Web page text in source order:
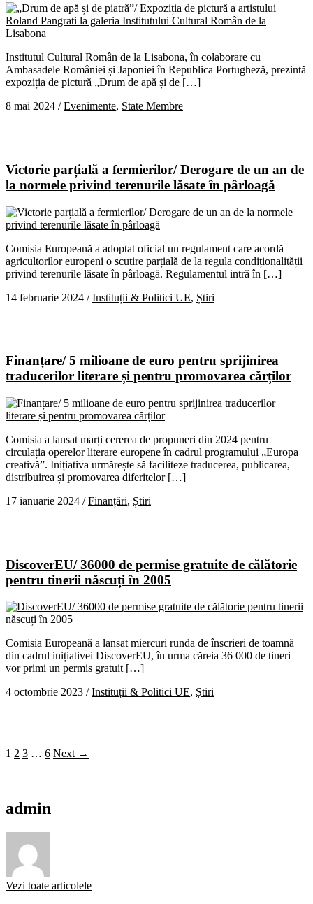
Institutul Cultural Român de la Lisabona, în colaborare cu
Ambasadele României și Japoniei în Republica Portugheză, prezintă
expoziția de pictură „Drum de apă și de […]
8 mai 2024 /Evenimente, State Membre
Victorie parțială a fermierilor/ Derogare de un an de
la normele privind terenurile lăsate în pârloagă
Comisia Europeană a adoptat oficial un regulament care acordă
agricultorilor europeni o scutire parțială de la regula condiționalității
privind terenurile lăsate în pârloagă. Regulamentul intră în […]
14 februarie 2024 /Instituții & Politici UE, Știri
Finanțare/ 5 milioane de euro pentru sprijinirea
traducerilor literare și pentru promovarea cărților
Comisia a lansat marți cererea de propuneri din 2024 pentru
circulația operelor literare europene în cadrul programului „Europa
creativă”. Inițiativa urmărește să faciliteze traducerea, publicarea,
distribuirea și promovarea diferitelor […]
17 ianuarie 2024 /Finanțări, Știri
DiscoverEU/ 36000 de permise gratuite de călătorie
pentru tinerii născuți în 2005
Comisia Europeană a lansat miercuri runda de înscrieri de toamnă
din cadrul inițiativei DiscoverEU, în urma căreia 36 000 de tineri
vor primi un permis gratuit […]
4 octombrie 2023 /Instituții & Politici UE, Știri
1 2 3 … 6 Next →
admin
Vezi toate articolele